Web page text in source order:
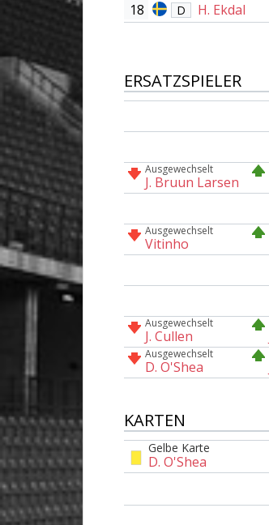
18
D H. Ekdal
ERSATZSPIELER
Ausgewechselt
J. Bruun Larsen
Ausgewechselt
Vitinho
Ausgewechselt
J. Cullen
Ausgewechselt
D. O'Shea
KARTEN
Gelbe Karte
D. O'Shea